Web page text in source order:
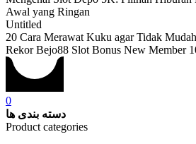
Awal yang Ringan
Untitled
20 Cara Merawat Kuku agar Tidak
Rekor Bejo88 Slot Bonus New Member
0
دسته بندی ها
Product categories